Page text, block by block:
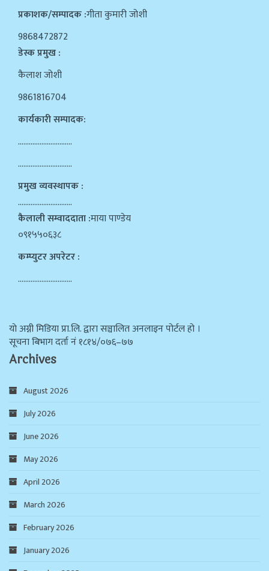
प्रकाशक/सम्पादक :गीता कुमारी जोशी
9868472872
डेस्क प्रमुख :
कैलाश जोशी
9861816704
कार्यकारी सम्पादक:
…………………………
…………………………
प्रमुख व्यवस्थापक :
…………………………
कैलाली सम्वाददाता :माया पाण्डेय
०९१५५०६३८
कम्प्युटर अपरेटर :
…………………………
याे अग्नी मिडिया प्रा.लि. द्वारा सञ्चालित अनलाइन पोर्टल हो ।
सूचना बिभाग दर्ता न‌ं १८१४/०७६–७७
Archives
August 2026
July 2026
June 2026
May 2026
April 2026
March 2026
February 2026
January 2026